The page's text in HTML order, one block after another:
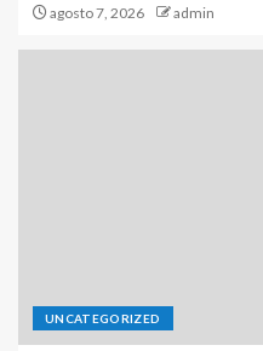
agosto 7, 2026 admin
UNCATEGORIZED